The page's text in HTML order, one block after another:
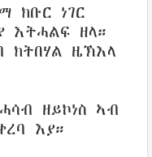
ክቡር ነገር
ዘላ።
ዜኽእላ
ዘይኮነስ ኣብ
እያ።